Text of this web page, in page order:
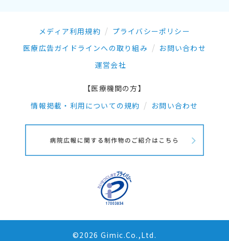
メディア利用規約
プライバシーポリシー
医療広告ガイドラインへの取り組み
お問い合わせ
運営会社
【医療機関の方】
情報掲載・利用についての規約
お問い合わせ
©2026 Gimic.Co.,Ltd.